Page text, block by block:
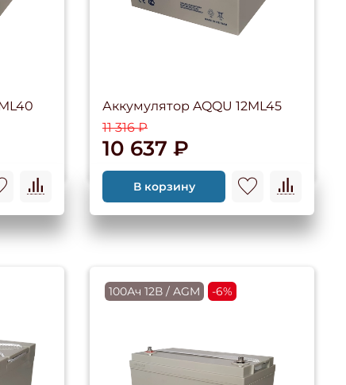
Аккумулятор AQQU 12ML45
11 316 ₽
10 637 ₽
В корзину
100Ач 12В / AGM -6%